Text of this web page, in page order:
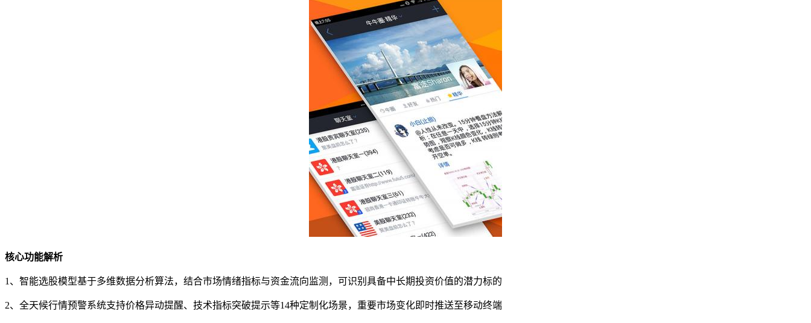
核心功能解析
1、智能选股模型基于多维数据分析算法，结合市场情绪指标与资金流向监测，可识别具备中长期投资价值的潜力标的
2、全天候行情预警系统支持价格异动提醒、技术指标突破提示等14种定制化场景，重要市场变化即时推送至移动终端